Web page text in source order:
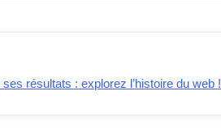
résultats : explorez l’histoire du web !